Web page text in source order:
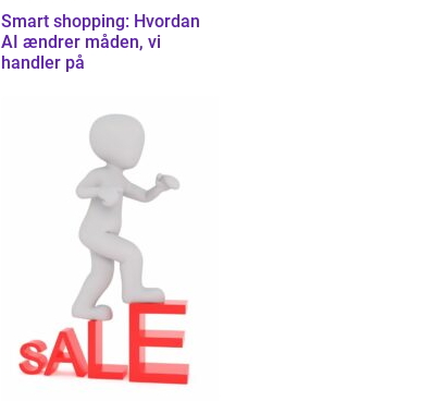
Smart shopping: Hvordan
AI ændrer måden, vi
handler på